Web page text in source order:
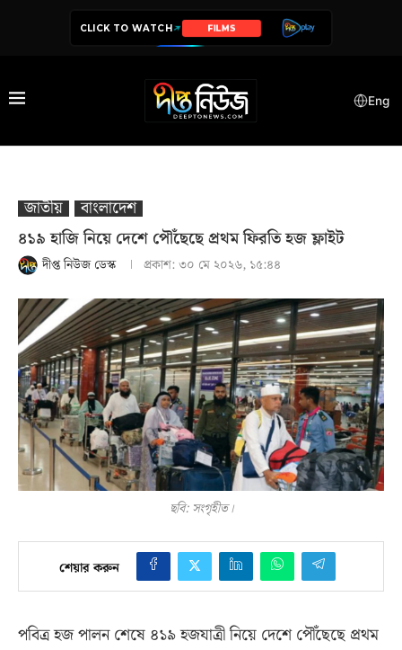
CLICK TO WATCH SERIES
Eng
জাতীয়
বাংলাদেশ
৪১৯ হাজি নিয়ে দেশে পৌঁছেছে প্রথম ফিরতি হজ ফ্লাইট
দীপ্ত নিউজ ডেস্ক প্রকাশ:৩০ মে ২০২৬, ১৫:৪৪
ছবি: সংগৃহীত।
শেয়ার করুন
পবিত্র হজ পালন শেষে ৪১৯ হজযাত্রী নিয়ে দেশে পৌঁছেছে প্রথম